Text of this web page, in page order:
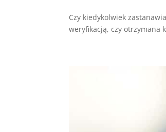
Czy kiedykolwiek
weryfikacją, czy otrzymana